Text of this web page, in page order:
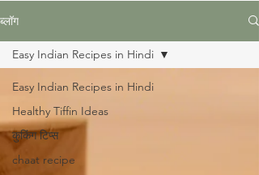
ब्लॉग
Easy Indian Recipes in Hindi
Healthy Tiffin Ideas
कुकिंग टिप्स
chaat recipe
Easy Indian Recipes in Hindi